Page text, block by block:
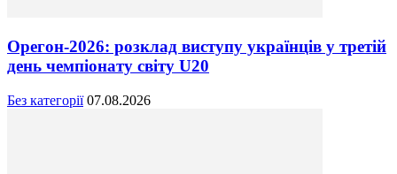
Орегон-2026: розклад виступу українців у третій
день чемпіонату світу U20
Без категорії 07.08.2026